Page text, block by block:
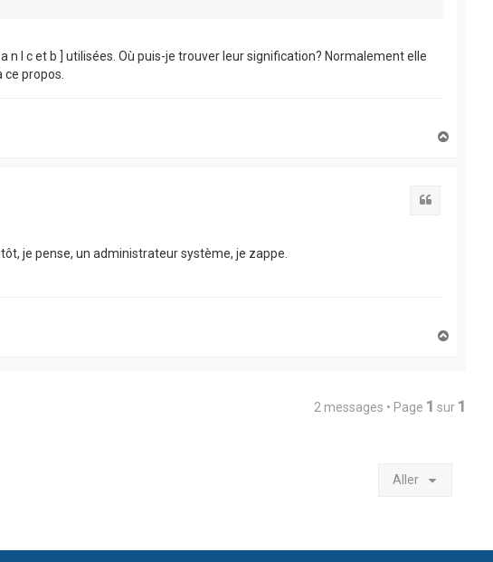
l c et b ] utilisées. Où puis-je trouver leur signification? Normalement elle
ce propos.
je pense, un administrateur système, je zappe.
2 messages • Page 1 sur 1
Aller